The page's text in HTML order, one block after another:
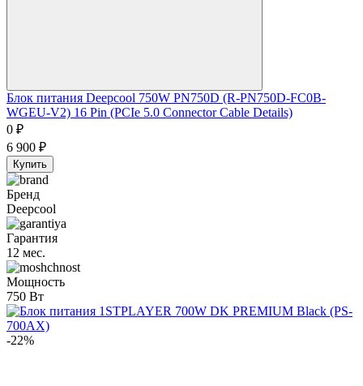
Блок питания Deepcool 750W PN750D (R-PN750D-FC0B-
WGEU-V2) 16 Pin (PCIe 5.0 Connector Cable Details)
0 ₽
6 900 ₽
Купить
Бренд
Deepcool
Гарантия
12 мес.
Мощность
750 Вт
-22%